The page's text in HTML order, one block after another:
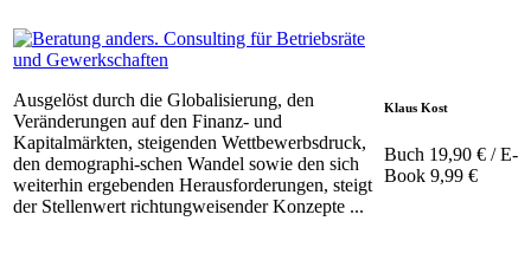
Ausgelöst durch die Globalisierung, den
Veränderungen auf den Finanz- und
Kapitalmärkten, steigenden Wettbewerbsdruck,
den demographi-schen Wandel sowie den sich
weiterhin ergebenden Herausforderungen, steigt
der Stellenwert richtungweisender Konzepte ...
Klaus Kost
Buch 19,90 € / E-
Book 9,99 €